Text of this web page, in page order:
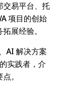
交易平台、托
项目的创始
展经验。
AI 解决方案
实践者，介
。